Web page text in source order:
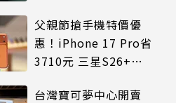
父親節搶手機特價優
惠！iPhone 17 Pro省
3710元 三星S26+狂
台灣寶可夢中心開賣